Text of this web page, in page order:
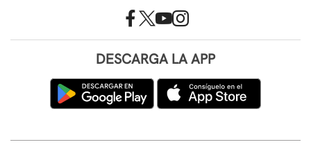
DESCARGA LA APP